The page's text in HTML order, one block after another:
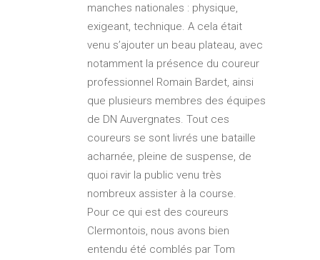
manches nationales : physique,
exigeant, technique. A cela était
venu s’ajouter un beau plateau, avec
notamment la présence du coureur
professionnel Romain Bardet, ainsi
que plusieurs membres des équipes
de DN Auvergnates. Tout ces
coureurs se sont livrés une bataille
acharnée, pleine de suspense, de
quoi ravir la public venu très
nombreux assister à la course.
Pour ce qui est des coureurs
Clermontois, nous avons bien
entendu été comblés par Tom